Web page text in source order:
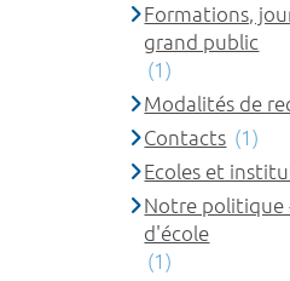
Formations,
grand public
(1)
Modalités de
Contacts (1)
Ecoles et
Notre politique
d'école
(1)